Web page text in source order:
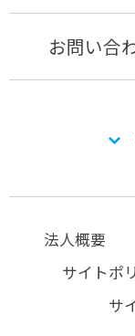
お問い合
法人概要
サイトポ
サ